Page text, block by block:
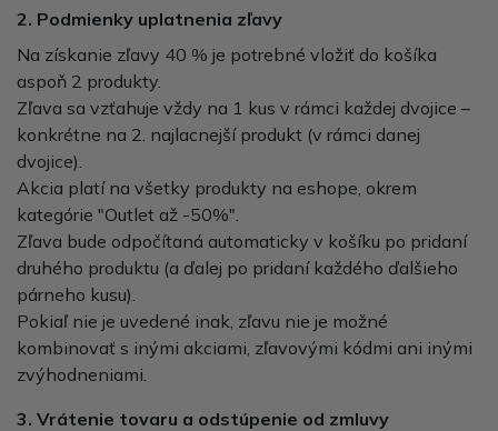
2. Podmienky uplatnenia zľavy
Na získanie zľavy 40 % je potrebné vložiť do košíka
aspoň 2 produkty.
Zľava sa vzťahuje vždy na 1 kus v rámci každej dvojice –
konkrétne na 2. najlacnejší produkt (v rámci danej
dvojice).
Akcia platí na všetky produkty na eshope, okrem
kategórie "Outlet až -50%".
Zľava bude odpočítaná automaticky v košíku po pridaní
druhého produktu (a ďalej po pridaní každého ďalšieho
párneho kusu).
Pokiaľ nie je uvedené inak, zľavu nie je možné
kombinovať s inými akciami, zľavovými kódmi ani inými
zvýhodneniami.
3. Vrátenie tovaru a odstúpenie od zmluvy